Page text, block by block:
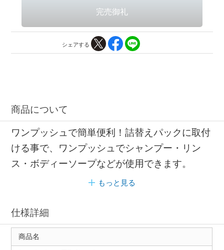
シェアする
商品について
ワンプッシュで簡単便利！詰替えパックに取付
ける事で、ワンプッシュでシャンプー・リン
ス・ボディーソープなどが使用できます。
もっと見る
仕様詳細
商品名